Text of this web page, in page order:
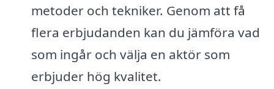
metoder och tekniker. Genom att få
flera erbjudanden kan du jämföra vad
som ingår och välja en aktör som
erbjuder hög kvalitet.